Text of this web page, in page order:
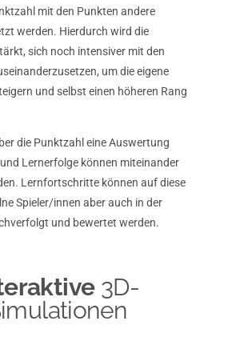
mit den Punkten andere
werden. Hierdurch wird die
sich noch intensiver mit den
um die eigene
und selbst einen höheren Rang
die Punktzahl eine Auswertung
Lernerfolge können miteinander
Lernfortschritte können auf diese
Spieler/innen aber auch in der
und bewertet werden.
3D-
"Ich stimme zu", um Youtube zu